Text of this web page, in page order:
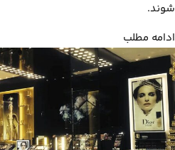
شوند.
ادامه مطلب